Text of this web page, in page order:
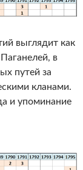
выглядит как
в
путей за
кланами.
и упоминание